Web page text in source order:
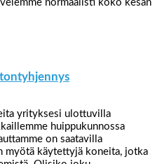
normaalisti koko kesän
yrityksesi ulottuvilla
huippukunnossa
on saatavilla
myötä käytettyjä koneita, jotka